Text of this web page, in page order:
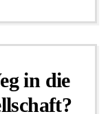
in die